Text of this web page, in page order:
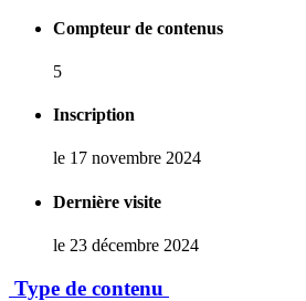
Compteur de contenus
5
Inscription
le 17 novembre 2024
Dernière visite
le 23 décembre 2024
Type de contenu